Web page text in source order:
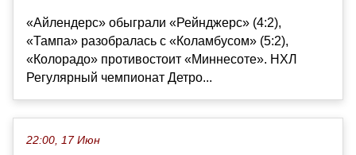
«Айлендерс» обыграли «Рейнджерс» (4:2),
«Тампа» разобралась с «Коламбусом» (5:2),
«Колорадо» противостоит «Миннесоте». НХЛ
Регулярный чемпионат Детро...
22:00, 17 Июн